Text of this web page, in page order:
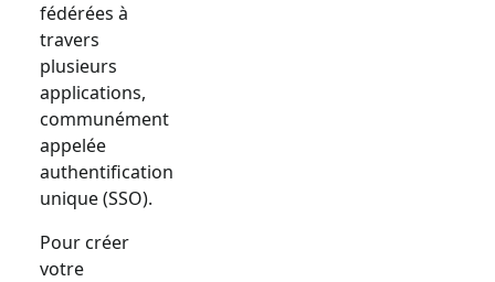
fédérées à
travers
plusieurs
applications,
communément
appelée
authentification
unique (SSO).
Pour créer
votre